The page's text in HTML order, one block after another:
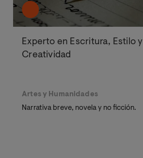
Experto en Escritura, Estilo y
Creatividad
Artes y Humanidades
Narrativa breve, novela y no ficción.